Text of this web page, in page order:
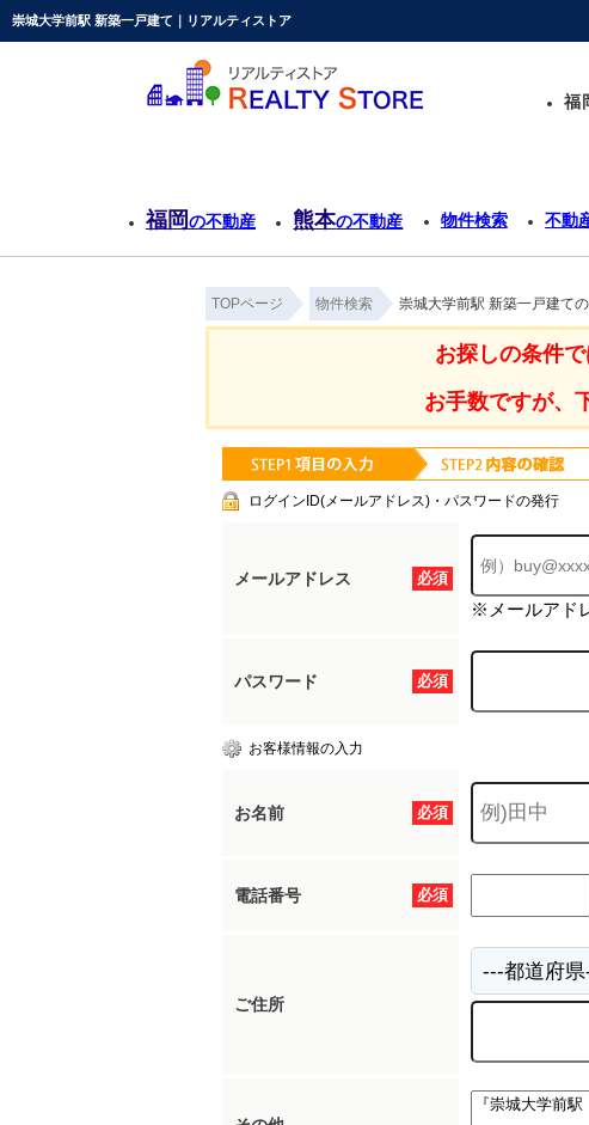
崇城大学前駅 新築一戸建て｜リアルティストア
福
福岡の不動産 熊本の不動産 物件検索 不動
TOPページ 物件検索 崇城大学前駅 新築一戸建て
お探しの条件
お手数ですが、
ログインID(メールアドレス)・パスワードの発行
必須
メールアドレス
※メールアド
必須
パスワード
お客様情報の入力
必須
お名前
必須
電話番号
ご住所